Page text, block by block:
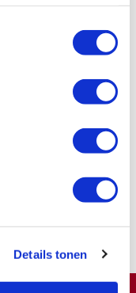
Details tonen